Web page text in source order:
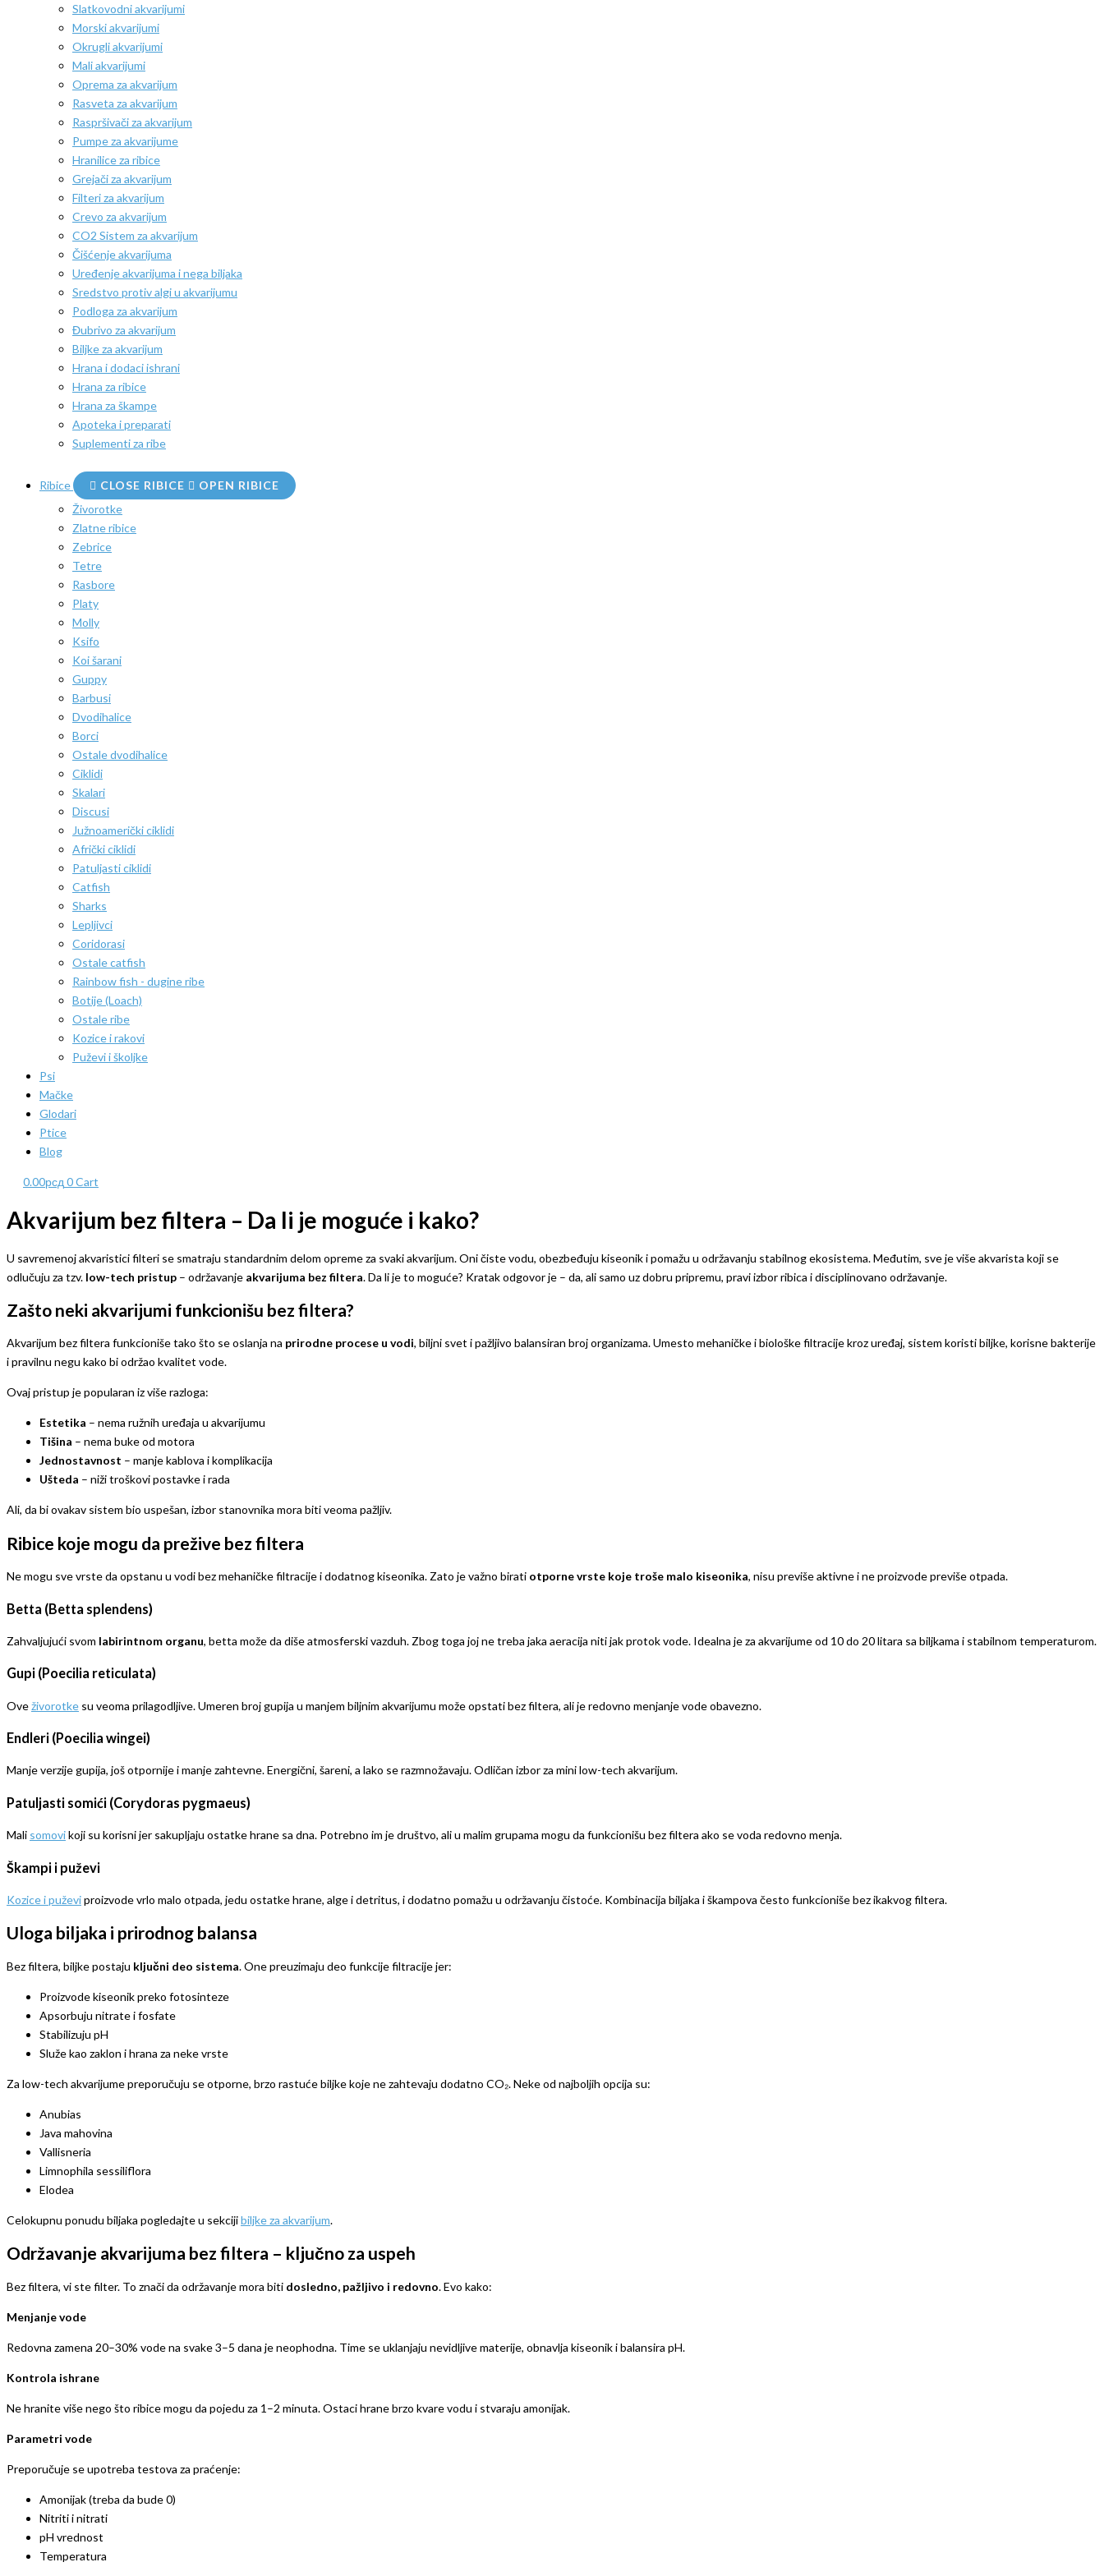
Slatkovodni akvarijumi
Morski akvarijumi
Okrugli akvarijumi
Mali akvarijumi
Oprema za akvarijum
Rasveta za akvarijum
Raspršivači za akvarijum
Pumpe za akvarijume
Hranilice za ribice
Grejači za akvarijum
Filteri za akvarijum
Crevo za akvarijum
CO2 Sistem za akvarijum
Čišćenje akvarijuma
Uređenje akvarijuma i nega biljaka
Sredstvo protiv algi u akvarijumu
Podloga za akvarijum
Đubrivo za akvarijum
Biljke za akvarijum
Hrana i dodaci ishrani
Hrana za ribice
Hrana za škampe
Apoteka i preparati
Suplementi za ribe
Ribice CLOSE RIBICE
OPEN RIBICE
Živorotke
Zlatne ribice
Zebrice
Tetre
Rasbore
Platy
Molly
Ksifo
Koi šarani
Guppy
Barbusi
Dvodihalice
Borci
Ostale dvodihalice
Ciklidi
Skalari
Discusi
Južnoamerički ciklidi
Afrički ciklidi
Patuljasti ciklidi
Catfish
Sharks
Lepljivci
Coridorasi
Ostale catfish
Rainbow fish - dugine ribe
Botije (Loach)
Ostale ribe
Kozice i rakovi
Puževi i školjke
Psi
Mačke
Glodari
Ptice
Blog
0.00рсд 0Cart
Akvarijum bez filtera – Da li je moguće i kako?
U savremenoj akvaristici filteri se smatraju standardnim delom opreme za svaki akvarijum. Oni čiste vodu, obezbeđuju kiseonik i pomažu u održavanju stabilnog ekosistema. Međutim, sve je više akvarista koji se
odlučuju za tzv. low-tech pristup – održavanje akvarijuma bez filtera. Da li je to moguće? Kratak odgovor je – da, ali samo uz dobru pripremu, pravi izbor ribica i disciplinovano održavanje.
Zašto neki akvarijumi funkcionišu bez filtera?
Akvarijum bez filtera funkcioniše tako što se oslanja na prirodne procese u vodi, biljni svet i pažljivo balansiran broj organizama. Umesto mehaničke i biološke filtracije kroz uređaj, sistem koristi biljke, korisne bakterije
i pravilnu negu kako bi održao kvalitet vode.
Ovaj pristup je popularan iz više razloga:
Estetika – nema ružnih uređaja u akvarijumu
Tišina – nema buke od motora
Jednostavnost – manje kablova i komplikacija
Ušteda – niži troškovi postavke i rada
Ali, da bi ovakav sistem bio uspešan, izbor stanovnika mora biti veoma pažljiv.
Ribice koje mogu da prežive bez filtera
Ne mogu sve vrste da opstanu u vodi bez mehaničke filtracije i dodatnog kiseonika. Zato je važno birati otporne vrste koje troše malo kiseonika, nisu previše aktivne i ne proizvode previše otpada.
Betta (Betta splendens)
Zahvaljujući svom labirintnom organu, betta može da diše atmosferski vazduh. Zbog toga joj ne treba jaka aeracija niti jak protok vode. Idealna je za akvarijume od 10 do 20 litara sa biljkama i stabilnom temperaturom.
Gupi (Poecilia reticulata)
Oveživorotke su veoma prilagodljive. Umeren broj gupija u manjem biljnim akvarijumu može opstati bez filtera, ali je redovno menjanje vode obavezno.
Endleri (Poecilia wingei)
Manje verzije gupija, još otpornije i manje zahtevne. Energični, šareni, a lako se razmnožavaju. Odličan izbor za mini low-tech akvarijum.
Patuljasti somići (Corydoras pygmaeus)
Mali somovikoji su korisni jer sakupljaju ostatke hrane sa dna. Potrebno im je društvo, ali u malim grupama mogu da funkcionišu bez filtera ako se voda redovno menja.
Škampi i puževi
Kozice i puževiproizvode vrlo malo otpada, jedu ostatke hrane, alge i detritus, i dodatno pomažu u održavanju čistoće. Kombinacija biljaka i škampova često funkcioniše bez ikakvog filtera.
Uloga biljaka i prirodnog balansa
Bez filtera, biljke postaju ključni deo sistema. One preuzimaju deo funkcije filtracije jer:
Proizvode kiseonik preko fotosinteze
Apsorbuju nitrate i fosfate
Stabilizuju pH
Služe kao zaklon i hrana za neke vrste
Za low-tech akvarijume preporučuju se otporne, brzo rastuće biljke koje ne zahtevaju dodatno CO₂. Neke od najboljih opcija su:
Anubias
Java mahovina
Vallisneria
Limnophila sessiliflora
Elodea
Celokupnu ponudu biljaka pogledajte u sekcijibiljke za akvarijum.
Održavanje akvarijuma bez filtera – ključno za uspeh
Bez filtera, vi ste filter. To znači da održavanje mora biti dosledno, pažljivo i redovno. Evo kako:
Menjanje vode
Redovna zamena 20–30% vode na svake 3–5 dana je neophodna. Time se uklanjaju nevidljive materije, obnavlja kiseonik i balansira pH.
Kontrola ishrane
Ne hranite više nego što ribice mogu da pojedu za 1–2 minuta. Ostaci hrane brzo kvare vodu i stvaraju amonijak.
Parametri vode
Preporučuje se upotreba testova za praćenje:
Amonijak (treba da bude 0)
Nitriti i nitrati
pH vrednost
Temperatura